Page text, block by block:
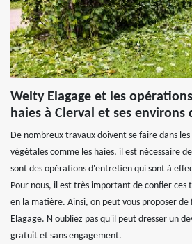
Welty Elagage et les
haies à Clerval et ses environs
De nombreux travaux doivent se faire dans
végétales comme les haies, il est nécessaire
sont des opérations d'entretien qui sont à
Pour nous, il est très important de confier ces
en la matière. Ainsi, on peut vous proposer
Elagage. N'oubliez pas qu'il peut dresser un
gratuit et sans engagement.